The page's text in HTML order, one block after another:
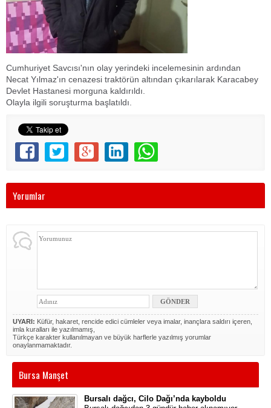
Cumhuriyet Savcısı'nın olay yerindeki incelemesinin ardından
Necat Yılmaz'ın cenazesi traktörün altından çıkarılarak Karacabey
Devlet Hastanesi morguna kaldırıldı.
Olayla ilgili soruşturma başlatıldı.
Yorumlar
UYARI: Küfür, hakaret, rencide edici cümleler veya imalar, inançlara saldırı içeren,
imla kuralları ile yazılmamış,
Türkçe karakter kullanılmayan ve büyük harflerle yazılmış yorumlar
onaylanmamaktadır.
Bursa Manşet
Bursalı dağcı, Cilo Dağı’nda kayboldu